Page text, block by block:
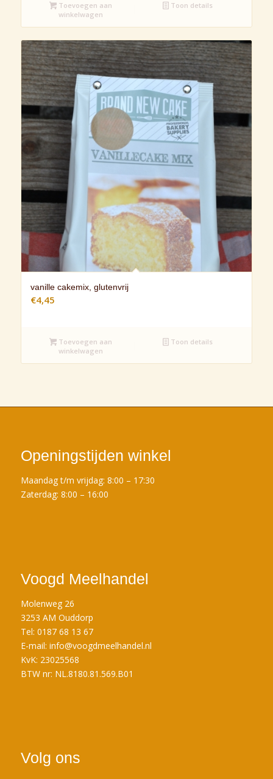
Toevoegen aan
winkelwagen
Toon details
vanille cakemix, glutenvrij
€4,45
Toevoegen aan
winkelwagen
Toon details
Openingstijden winkel
Maandag t/m vrijdag: 8:00 – 17:30
Zaterdag: 8:00 – 16:00
Voogd Meelhandel
Molenweg 26
3253 AM Ouddorp
Tel: 0187 68 13 67
E-mail: info@voogdmeelhandel.nl
KvK: 23025568
BTW nr: NL.8180.81.569.B01
Volg ons